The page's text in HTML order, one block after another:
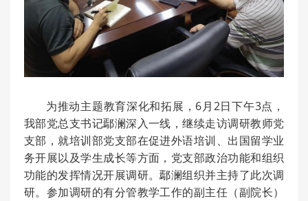
为推动主题教育深化和拓展，6月2日下午3点，
我部党总支书记鄢澜深入一线，继续走访调研教师党
支部，就培训部党支部在促进外语培训、出国留学业
务开展以及学生成长等方面，党支部政治功能和组织
功能的发挥情况开展调研。鄢澜组织并主持了此次调
研。参加调研的有分管教学工作的副主任（副院长）